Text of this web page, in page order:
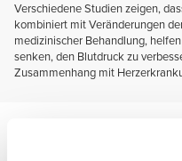
Verschiedene Studien zeigen,
kombiniert mit Veränderungen
medizinischer Behandlung,
senken, den Blutdruck zu
Zusammenhang mit
Diese Ergänzungsmittel